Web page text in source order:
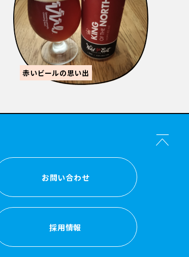
森的ビール人生②
お問い合わせ
採用情報